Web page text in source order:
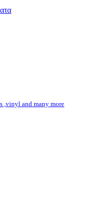
,vinyl and many more